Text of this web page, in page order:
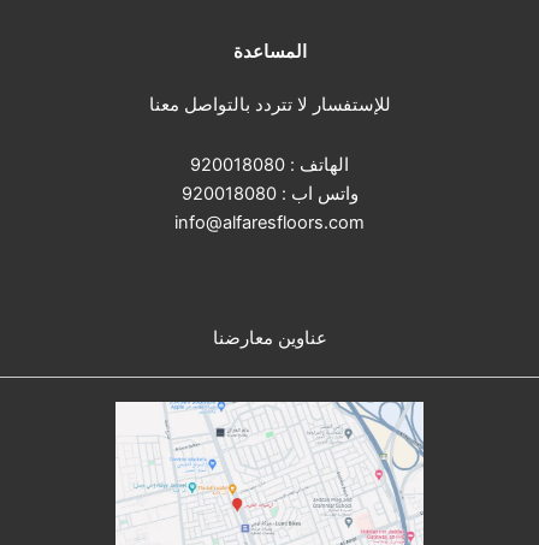
المساعدة
للإستفسار لا تتردد بالتواصل معنا
الهاتف : 920018080
واتس اب :920018080
info@alfaresfloors.com
عناوين معارضنا